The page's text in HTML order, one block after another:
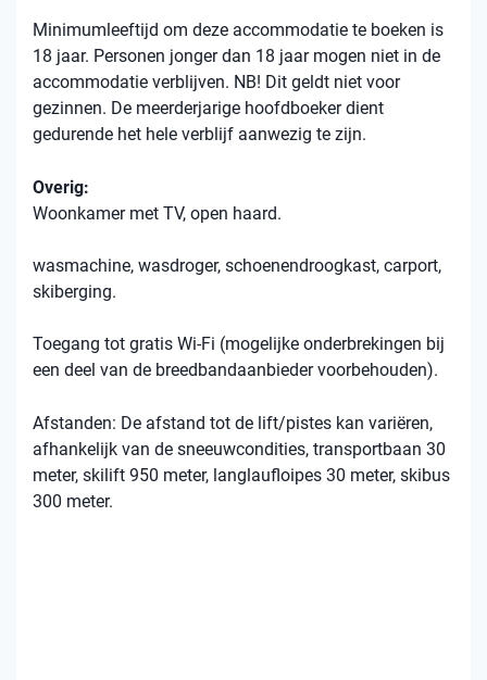
Minimumleeftijd om deze accommodatie te boeken is
18 jaar. Personen jonger dan 18 jaar mogen niet in de
accommodatie verblijven. NB! Dit geldt niet voor
gezinnen. De meerderjarige hoofdboeker dient
gedurende het hele verblijf aanwezig te zijn.
Overig:
Woonkamer met TV, open haard.
wasmachine, wasdroger, schoenendroogkast, carport,
skiberging.
Toegang tot gratis Wi-Fi (mogelijke onderbrekingen bij
een deel van de breedbandaanbieder voorbehouden).
Afstanden: De afstand tot de lift/pistes kan variëren,
afhankelijk van de sneeuwcondities, transportbaan 30
meter, skilift 950 meter, langlaufloipes 30 meter, skibus
300 meter.